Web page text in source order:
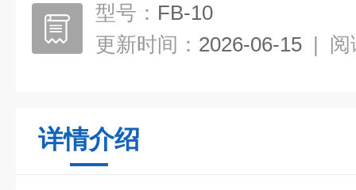
型号： FB-10
更新时间： 2026-06-15 | 阅
详情介绍